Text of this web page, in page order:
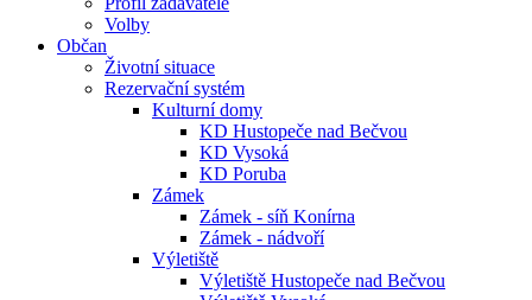
Volby
Občan
Životní situace
Rezervační systém
Kulturní domy
KD Hustopeče nad Bečvou
KD Vysoká
KD Poruba
Zámek
Zámek - síň Konírna
Zámek - nádvoří
Výletiště
Výletiště Hustopeče nad Bečvou